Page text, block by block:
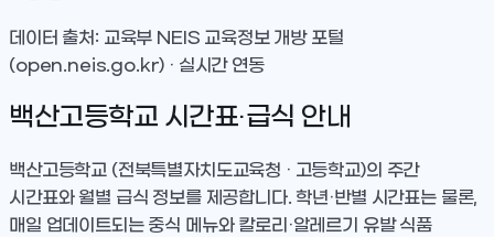
데이터 출처: 교육부 NEIS 교육정보 개방 포털
(open.neis.go.kr) · 실시간 연동
백산고등학교 시간표·급식 안내
백산고등학교 (전북특별자치도교육청 · 고등학교)의 주간
시간표와 월별 급식 정보를 제공합니다. 학년·반별 시간표는 물론,
매일 업데이트되는 중식 메뉴와 칼로리·알레르기 유발 식품